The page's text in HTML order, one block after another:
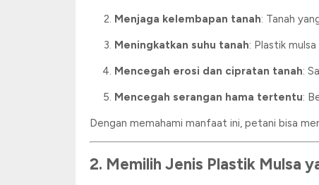
Menjaga kelembapan tanah: Tanah
Meningkatkan suhu tanah: Plastik
Mencegah erosi dan cipratan tanah:
Mencegah serangan hama tertentu:
Dengan memahami manfaat ini, petani bisa
2. Memilih Jenis Plastik Mulsa